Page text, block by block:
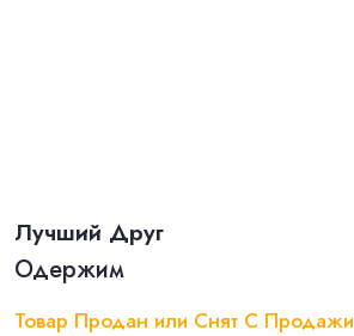
Лучший Друг
Одержим
Товар Продан или Снят С Продажи